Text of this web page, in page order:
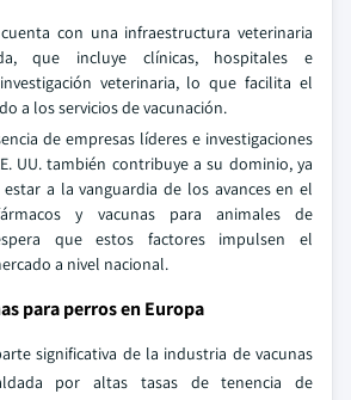
cuenta con una infraestructura veterinaria
que incluye clínicas, hospitales e
veterinaria, lo que facilita el
a los servicios de vacunación.
de empresas líderes e investigaciones
UU. también contribuye a su dominio, ya
a la vanguardia de los avances en el
y vacunas para animales de
que estos factores impulsen el
a nivel nacional.
para perros en Europa
significativa de la industria de vacunas
por altas tasas de tenencia de